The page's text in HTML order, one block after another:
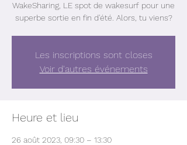
WakeSharing, LE spot de wakesurf pour une
superbe sortie en fin d'été. Alors, tu viens?
Les inscriptions sont closes
Voir d'autres événements
Heure et lieu
26 août 2023, 09:30 – 13:30